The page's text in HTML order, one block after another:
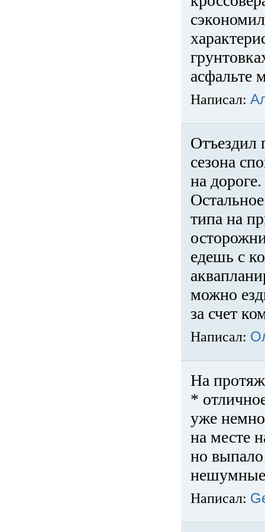
асфальте
Написал:
Отъездил
сезона
на
типа на
едешь с
можно
за счет
Написал:
На
*
уже
на месте
но
нешумные
Написал: